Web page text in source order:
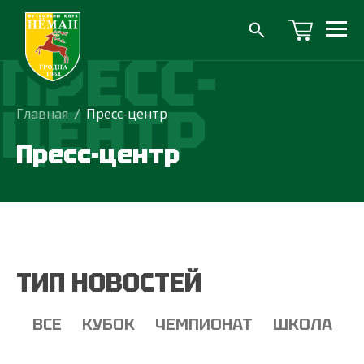
ПРЕСС-
ЦЕНТР
Главная / Пресс-центр
Пресс-центр
ТИП НОВОСТЕЙ
ВСЕ КУБОК ЧЕМПИОНАТ ШКОЛА